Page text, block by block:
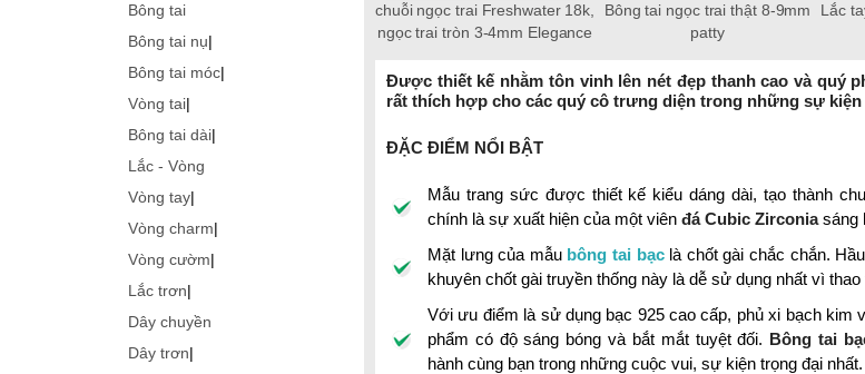
Bông tai
Bông tai nụ|
Bông tai móc|
Vòng tai|
Bông tai dài|
Lắc - Vòng
Vòng tay|
Vòng charm|
Vòng cườm|
Lắc trơn|
Dây chuyền
Dây trơn|
Bông tai ngọc trai Freshwater
tròn 9-10mm trắng vàng 18k
Lắc tay ngọc trai Freshwater
tròn 10-11mm trắng vàng 18k
Lắc tay ngọc trai Freshwater
tròn 6-7mm trắng vàng 18k
Freshwater tròn 6-7mm vàng
chuỗi ngọc trai Freshwater 18k,
ngọc trai tròn 3-4mm Elegance
Bông tai ngọc trai thật 8-9mm
patty
Lắc
Chuỗi ngọc trai Freshwater
tròn 9-10 mm trắng chốt bạc
Chuỗi ngọc trai Freshwater
tròn 8-9mm hồng chốt bạc
trắng 2 tầng
Được thiết kế nhằm tôn vinh lên nét đẹp thanh cao và quý
rất thích hợp cho các quý cô trưng diện trong những sự kiện
ĐẶC ĐIỂM NỔI BẬT
Mẫu trang sức được thiết kế kiểu dáng dài, tạo thành
chính là sự xuất hiện của một viên đá Cubic Zirconiasáng
Mặt lưng của mẫu bông tai bạclà chốt gài chắc chắn.
khuyên chốt gài truyền thống này là dễ sử dụng nhất vì
Với ưu điểm là sử dụng bạc 925 cao cấp, phủ xi bạch kim
phẩm có độ sáng bóng và bắt mắt tuyệt đối. Bông tai
hành cùng bạn trong những cuộc vui, sự kiện trọng đại nhất.